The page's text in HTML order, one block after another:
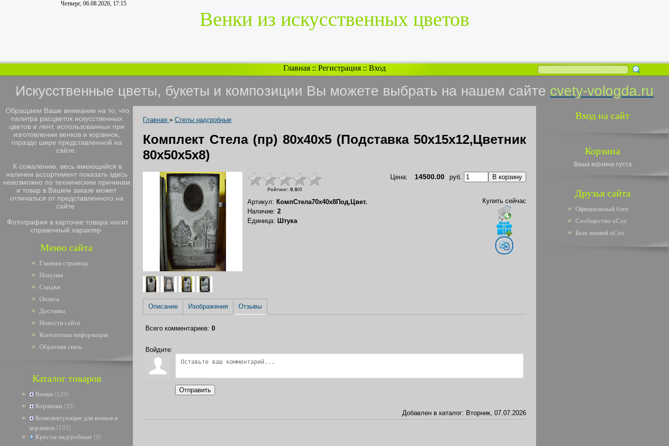
Четверг, 06.08.2026, 17:15
Венки из искусственных цветов
Главная :: Регистрация :: Вход
Искусственные цветы, букеты и композиции Вы можете выбрать на нашем сайте cvety-vologda.ru
Обращаем Ваше внимание на то, что
палитра расцветок искусственных
цветов и лент, использованных при
изготовлении венков и корзинок,
гораздо шире представленной на
сайте.
К сожалению, весь имеющийся в
наличии ассортимент показать здесь
невозможно по техническим причинам
и товар в Вашем заказе может
отличаться от представленного на
сайте
Фотография в карточке товара носит
справочный характер
Меню сайта
Главная страница
Покупка
Скидки
Оплата
Доставка
Новости сайта
Контактная информация
Обратная связь
Каталог товаров
Венки (129)
Корзинки (35)
Комплектующие для венков и
корзинок (191)
Кресты надгробные (9)
Главная » Стелы надгробные
Комплект Стела (пр) 80х40х5 (Подставка 50х15х12,Цветник
80х50х5х8)
Рейтинг: 0.0/0
Цена: 14500.00 руб.
Артикул: КомпСтела70х40х8Под,Цвет.
Наличие: 2
Единица: Штука
Купить сейчас
Описание Изображения Отзывы
Всего комментариев: 0
Войдите:
Отправить
Добавлен в каталог: Вторник, 07.07.2026
Вход на сайт
Корзина
Ваша корзина пуста
Друзья сайта
Официальный блог
Сообщество uCoz
База знаний uCoz